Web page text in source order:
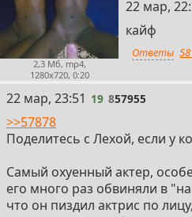
2,3 Мб, mp4,
1280x720, 0:20
18
22 мар,
кайф
Ответы
19
22 мар, 23:51 19 857955
>>57878
Поделитесь с Лехой, если у
Самый охуенный актер,
его много раз обвиняли в
что он пиздил актрис по